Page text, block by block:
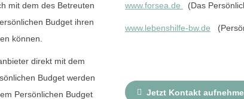
mit dem des Betreuten
Budget ihren
können.
direkt mit dem
Budget werden
Persönlichen Budget
www.forsea.de (Das
www.lebenshilfe-bw.de
Jetzt Kontakt